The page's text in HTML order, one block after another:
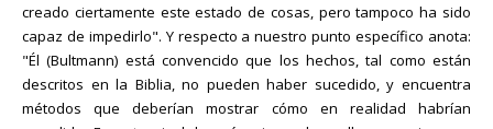
creado ciertamente este estado de cosas, pero tampoco ha sido
capaz de impedirlo". Y respecto a nuestro punto específico anota:
"Él (Bultmann) está convencido que los hechos, tal como están
descritos en la Biblia, no pueden haber sucedido, y encuentra
métodos que deberían mostrar cómo en realidad habrían